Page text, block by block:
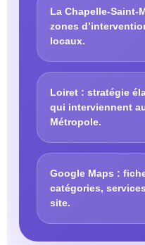
La Chapelle-Saint-
zones
locaux.
Loiret : stratégie
qui interviennent
Métropole.
Google Maps :
catégories,
site.